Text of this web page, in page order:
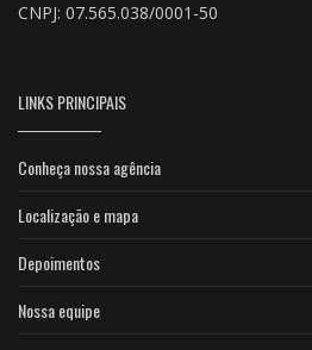
CNPJ: 07.565.038/0001-50
LINKS PRINCIPAIS
Conheça nossa agência
Localização e mapa
Depoimentos
Nossa equipe